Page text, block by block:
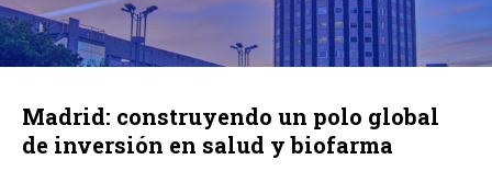
Madrid: construyendo un polo global
de inversión en salud y biofarma